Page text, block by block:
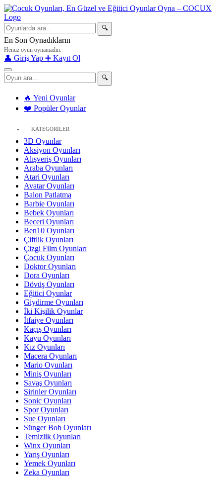
🔍
En Son Oynadıkların
Henüz oyun oynamadın.
👤 Giriş Yap ➕ Kayıt Ol
🔍
🔥 Yeni Oyunlar
❤️ Popüler Oyunlar
KATEGORİLER
3D Oyunlar
Aksiyon Oyunları
Alışveriş Oyunları
Araba Oyunları
Atari Oyunları
Avatar Oyunları
Balon Patlatma
Barbie Oyunları
Bebek Oyunları
Beceri Oyunları
Ben10 Oyunları
Çiftlik Oyunları
Çizgi Film Oyunları
Çocuk Oyunları
Doktor Oyunları
Dora Oyunları
Dövüş Oyunları
Eğitici Oyunlar
Giydirme Oyunları
İki Kişilik Oyunlar
İtfaiye Oyunları
Kaçış Oyunları
Kayu Oyunları
Kız Oyunları
Macera Oyunları
Mario Oyunları
Miniş Oyunları
Savaş Oyunları
Şirinler Oyunları
Sonic Oyunları
Spor Oyunları
Sue Oyunları
Sünger Bob Oyunları
Temizlik Oyunları
Winx Oyunları
Yarış Oyunları
Yemek Oyunları
Zeka Oyunları